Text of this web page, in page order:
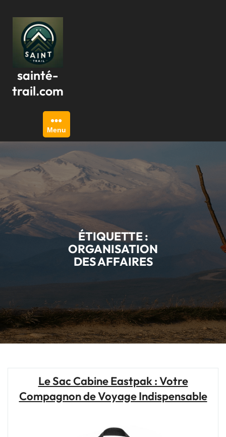
contenu
sainté-
trail.com
Menu
ÉTIQUETTE :
ORGANISATION
DES AFFAIRES
Le Sac Cabine Eastpak : Votre
Compagnon de Voyage Indispensable